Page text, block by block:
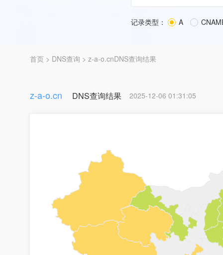
记录类型： A
首页 > DNS查询 > z-a-o.cnDNS查询结果
z-a-o.cn DNS查询结果 2025-12-06 01:31:05